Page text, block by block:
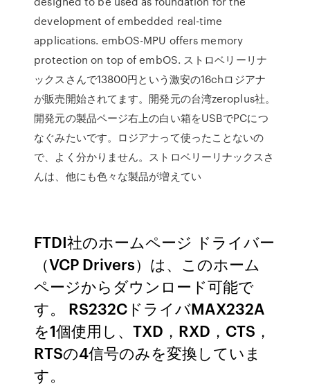
development of embedded real-time
applications. embOS-MPU offers memory
protection on top of embOS. ストロベリーリナ
ックスさんで13800円という激安の16chロジアナ
が販売開始されてます。開発元の台湾zeroplus社。
開発元の製品ページ右上の白い箱をUSBでPCにつ
なぐみたいです。ロジアナって使ったことないの
で、よく分かりません。ストロベリーリナックスさ
んは、他にも色々な製品が増えてい
FTDI社のホームページ ドライバー
（VCP Drivers）は、このホーム
ページからダウンロード可能で
す。 RS232CドライバMAX232A
を1個使用し、TXD，RXD，CTS，
RTSの4信号のみを変換していま
す。